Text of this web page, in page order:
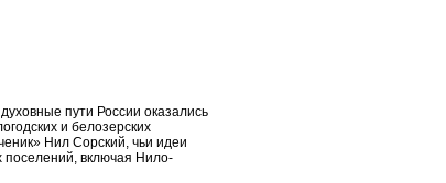
пути России оказались
и белозерских
Нил Сорский, чьи идеи
поселений, включая Нило-